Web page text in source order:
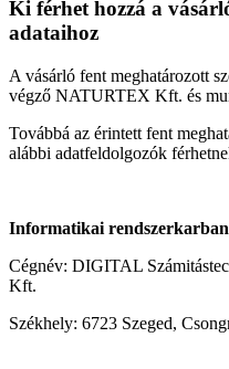
Ki férhet hozzá a
adataihoz
A vásárló fent meghatározott
végző NATURTEX Kft. és
Továbbá az érintett fent
alábbi adatfeldolgozók
Informatikai
Cégnév: DIGITAL
Kft.
Székhely: 6723 Szeged,